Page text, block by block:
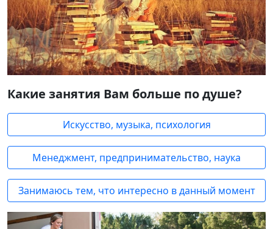
Какие занятия Вам больше по душе?
Искусство, музыка, психология
Менеджмент, предпринимательство, наука
Занимаюсь тем, что интересно в данный момент